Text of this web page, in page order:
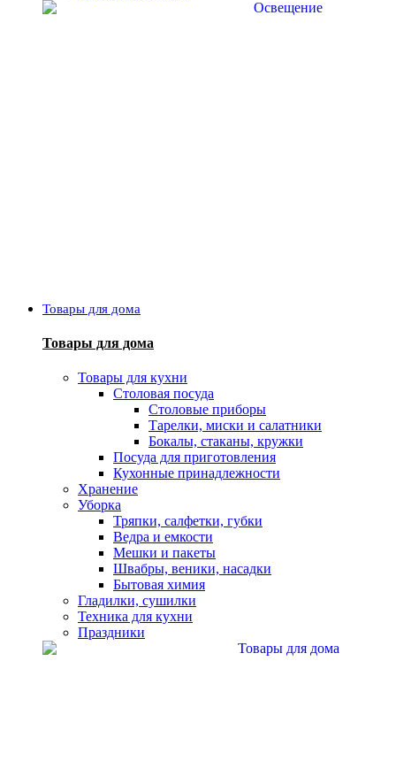
Товары для дома
Товары для дома
Товары для кухни
Столовая посуда
Столовые приборы
Тарелки, миски и салатники
Бокалы, стаканы, кружки
Посуда для приготовления
Кухонные принадлежности
Хранение
Уборка
Тряпки, салфетки, губки
Ведра и емкости
Мешки и пакеты
Швабры, веники, насадки
Бытовая химия
Гладилки, сушилки
Техника для кухни
Праздники